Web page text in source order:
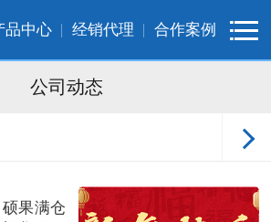
品中心 经销代理 合作案例
公司动态
果满仓